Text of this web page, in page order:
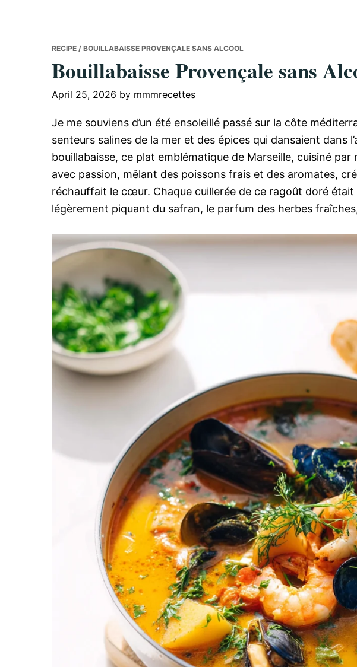
RECIPE / BOUILLABAISSE PROVENÇALE SANS ALCOOL
Bouillabaisse Provençale sans
April 25, 2026 by mmmrecettes
Je me souviens d’un été ensoleillé passé sur la côte
senteurs salines de la mer et des épices qui dansaient dans
bouillabaisse, ce plat emblématique de Marseille, cuisiné
avec passion, mêlant des poissons frais et des aromates,
réchauffait le cœur. Chaque cuillerée de ce ragoût doré
légèrement piquant du safran, le parfum des herbes